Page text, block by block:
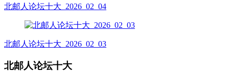
北邮人论坛十大_2026_02_04
北邮人论坛十大_2026_02_03
北邮人论坛十大